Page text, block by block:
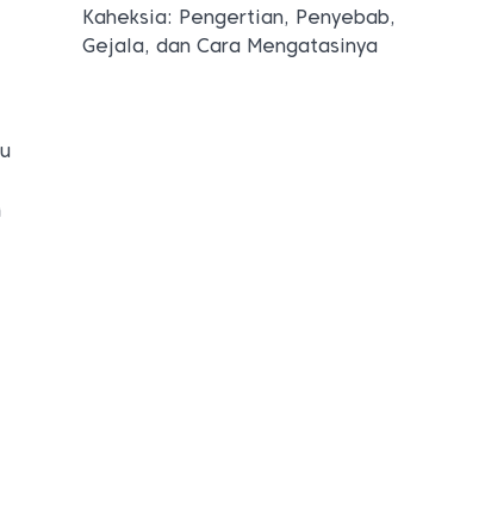
Kaheksia: Pengertian, Penyebab,
Gejala, dan Cara Mengatasinya